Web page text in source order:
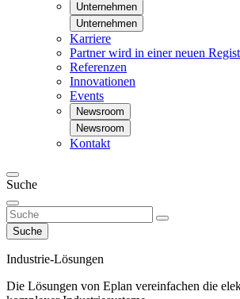
Unternehmen
Unternehmen
Karriere
Partnerwird in einer neuen
Referenzen
Innovationen
Events
Newsroom
Newsroom
Kontakt
Suche
Suche
Industrie-Lösungen
Die Lösungen von Eplan vereinfachen die